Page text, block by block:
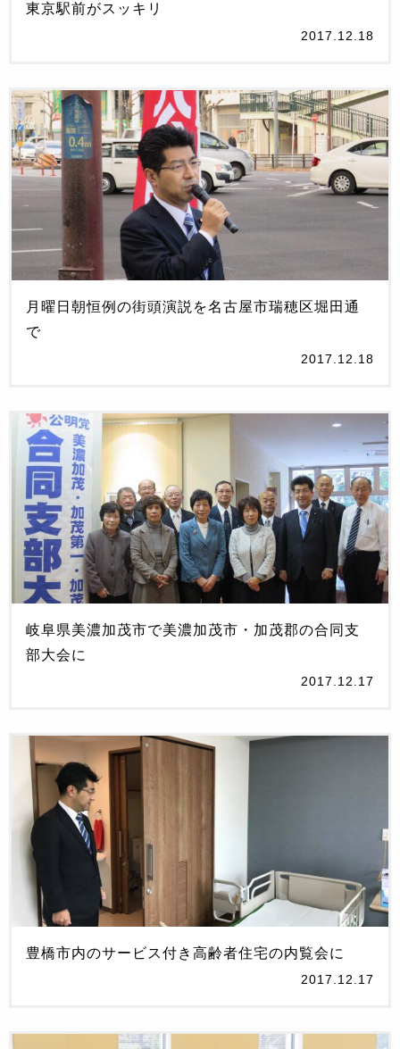
東京駅前がスッキリ
2017.12.18
月曜日朝恒例の街頭演説を名古屋市瑞穂区堀田通
で
2017.12.18
岐阜県美濃加茂市で美濃加茂市・加茂郡の合同支
部大会に
2017.12.17
豊橋市内のサービス付き高齢者住宅の内覧会に
2017.12.17